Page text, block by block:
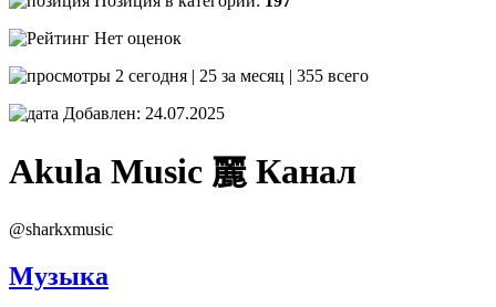
Нет оценок
2 сегодня | 25 за месяц | 355 всего
Добавлен: 24.07.2025
Akula Music 麗 Канал
@sharkxmusic
Музыка